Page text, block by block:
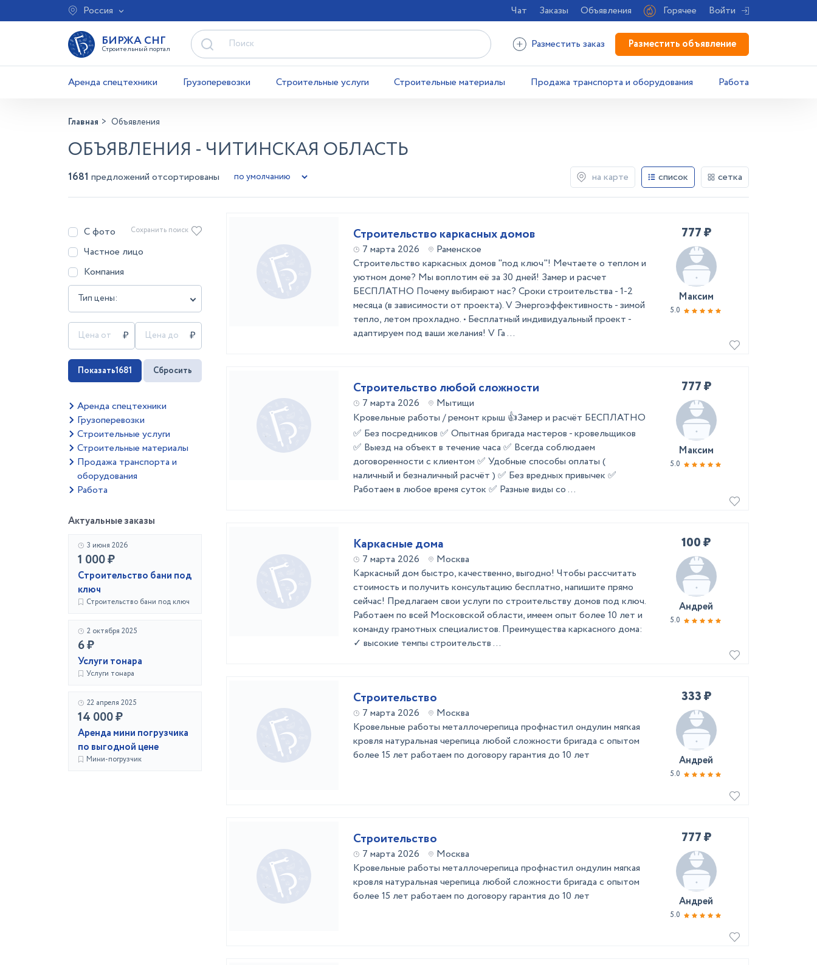
Россия Чат Заказы Объявления Горячее Войти
БИРЖА СНГ
Строительный портал Разместить заказ Разместить объявление
Аренда спецтехники Грузоперевозки Строительные услуги Строительные материалы Продажа транспорта и оборудования Работа
Главная Объявления
ОБЪЯВЛЕНИЯ - ЧИТИНСКАЯ ОБЛАСТЬ
1681 предложений отсортированы на карте список сетка
С фото
Частное лицо
Компания
Тип цены:
Сохранить поиск
Показать1681 Сбросить
Аренда спецтехники
Грузоперевозки
Строительные услуги
Строительные материалы
Продажа транспорта и
оборудования
Работа
Актуальные заказы
3 июня 2026
1 000 ₽
Строительство бани под
ключ
Строительство бани под ключ
2 октября 2025
6 ₽
Услуги тонара
Услуги тонара
22 апреля 2025
14 000 ₽
Аренда мини погрузчика
по выгодной цене
Мини-погрузчик
Строительство каркасных домов
7 марта 2026
Раменское
Строительство каркасных домов "под ключ"! Мечтаете о теплом и
уютном доме? Мы воплотим её за 30 дней! Замер и расчет
БЕСПЛАТНО Почему выбирают нас? Сроки строительства - 1-2
месяца (в зависимости от проекта). V Энергоэффективность - зимой
тепло, летом прохладно. • Бесплатный индивидуальный проект -
адаптируем под ваши желания! V Га ...
777 ₽
Максим
5.0
Строительство любой сложности
7 марта 2026
Мытищи
Кровельные работы / ремонт крыш 👍Замер и расчёт БЕСПЛАТНО
✅ Без посредников ✅ Опытная бригада мастеров - кровельщиков
✅ Выезд на объект в течение часа ✅ Всегда соблюдаем
договоренности с клиентом ✅ Удобные способы оплаты (
наличный и безналичный расчёт ) ✅ Без вредных привычек ✅
Работаем в любое время суток ✅ Разные виды со ...
777 ₽
Максим
5.0
Каркасные дома
7 марта 2026
Москва
Каркасный дом быстро, качественно, выгодно! Чтобы рассчитать
стоимость и получить консультацию бесплатно, напишите прямо
сейчас! Предлагаем свои услуги по строительству домов под ключ.
Работаем по всей Московской области, имеем опыт более 10 лет и
команду грамотных специалистов. Преимущества каркасного дома:
✓ высокие темпы строительств ...
100 ₽
Андрей
5.0
Строительство
7 марта 2026
Москва
Кровельные работы металлочерепица профнастил ондулин мягкая
кровля натуральная черепица любой сложности бригада с опытом
более 15 лет работаем по договору гарантия до 10 лет
333 ₽
Андрей
5.0
Строительство
7 марта 2026
Москва
Кровельные работы металлочерепица профнастил ондулин мягкая
кровля натуральная черепица любой сложности бригада с опытом
более 15 лет работаем по договору гарантия до 10 лет
777 ₽
Андрей
5.0